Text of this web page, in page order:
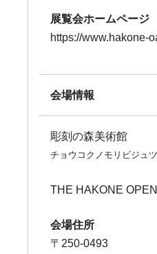
展覧会ホームページ
https://www.hakone-
会場情報
彫刻の森美術館
チョウコクノモリビジュ
THE HAKONE
会場住所
〒250-0493